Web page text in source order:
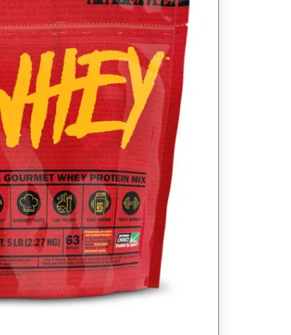
otpuštanje aminokiselina u tijelo.